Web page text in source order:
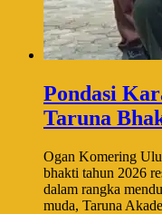
Pondasi
Taruna
Ogan Komering
bhakti tahun 2026
dalam rangka
muda, Taruna